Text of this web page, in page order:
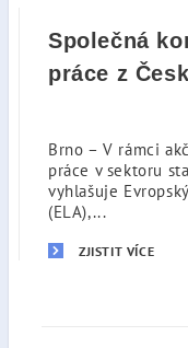
Společná
práce z
Brno – V rámci
práce v sektoru
vyhlašuje
(ELA),...
ZJISTIT VÍCE